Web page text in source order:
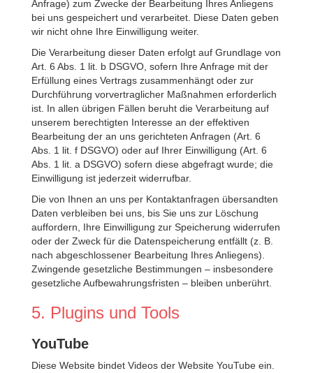
Anfrage) zum Zwecke der Bearbeitung Ihres Anliegens
bei uns gespeichert und verarbeitet. Diese Daten geben
wir nicht ohne Ihre Einwilligung weiter.
Die Verarbeitung dieser Daten erfolgt auf Grundlage von
Art. 6 Abs. 1 lit. b DSGVO, sofern Ihre Anfrage mit der
Erfüllung eines Vertrags zusammenhängt oder zur
Durchführung vorvertraglicher Maßnahmen erforderlich
ist. In allen übrigen Fällen beruht die Verarbeitung auf
unserem berechtigten Interesse an der effektiven
Bearbeitung der an uns gerichteten Anfragen (Art. 6
Abs. 1 lit. f DSGVO) oder auf Ihrer Einwilligung (Art. 6
Abs. 1 lit. a DSGVO) sofern diese abgefragt wurde; die
Einwilligung ist jederzeit widerrufbar.
Die von Ihnen an uns per Kontaktanfragen übersandten
Daten verbleiben bei uns, bis Sie uns zur Löschung
auffordern, Ihre Einwilligung zur Speicherung widerrufen
oder der Zweck für die Datenspeicherung entfällt (z. B.
nach abgeschlossener Bearbeitung Ihres Anliegens).
Zwingende gesetzliche Bestimmungen – insbesondere
gesetzliche Aufbewahrungsfristen – bleiben unberührt.
5. Plugins und Tools
YouTube
Diese Website bindet Videos der Website YouTube ein.